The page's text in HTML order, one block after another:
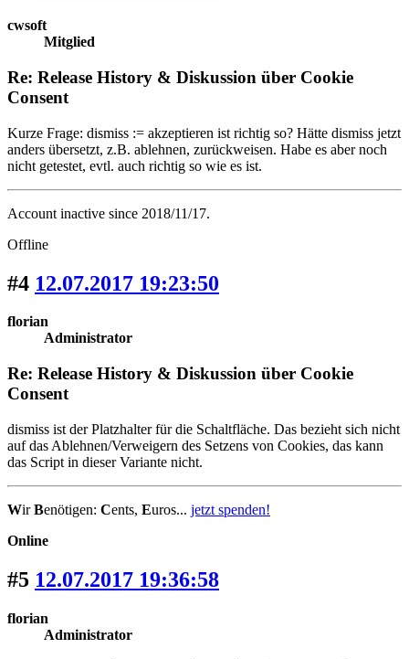
cwsoft
Mitglied
Re: Release History & Diskussion über Cookie
Consent
Kurze Frage: dismiss := akzeptieren ist richtig so? Hätte dismiss jetzt
anders übersetzt, z.B. ablehnen, zurückweisen. Habe es aber noch
nicht getestet, evtl. auch richtig so wie es ist.
Account inactive since 2018/11/17.
Offline
#4 12.07.2017 19:23:50
florian
Administrator
Re: Release History & Diskussion über Cookie
Consent
dismiss ist der Platzhalter für die Schaltfläche. Das bezieht sich nicht
auf das Ablehnen/Verweigern des Setzens von Cookies, das kann
das Script in dieser Variante nicht.
WirBenötigen: Cents, Euros... jetzt spenden!
Online
#5 12.07.2017 19:36:58
florian
Administrator